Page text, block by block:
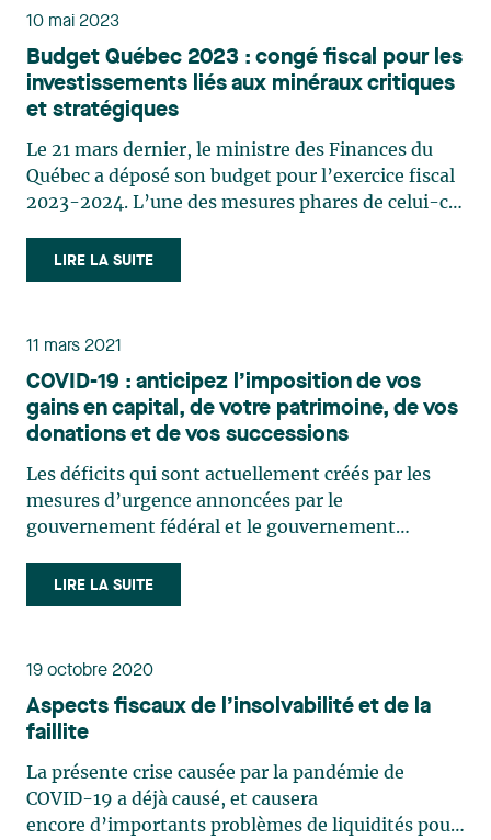
10 mai 2023
Budget Québec 2023 : congé fiscal pour les
investissements liés aux minéraux critiques
et stratégiques
Le 21 mars dernier, le ministre des Finances du
Québec a déposé son budget pour l’exercice fiscal
2023-2024. L’une des mesures phares de celui-ci
lien avec la réalisation de grands projets
d’investissement. Malgré qu’à première vue cette
LIRE LA SUITE
11 mars 2021
COVID-19 : anticipez l’imposition de vos
gains en capital, de votre patrimoine, de vos
donations et de vos successions
Les déficits qui sont actuellement créés par les
mesures d’urgence annoncées par le
gouvernement fédéral et le gouvernement
en perspective l’importance des déficits
antérieurs à la crise. Cette conjoncture générera
LIRE LA SUITE
19 octobre 2020
Aspects fiscaux de l’insolvabilité et de la
faillite
La présente crise causée par la pandémie de
COVID-19 a déjà causé, et causera
encore d’importants problèmes de liquidités pour